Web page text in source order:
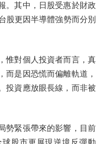
。其中，日股受惠於財政
股更因半導體強勢而分別
對個人投資者而言，真
而是因恐慌而偏離軌道，
投資應放眼長線，而非被
緊張帶來的影響，目前
股市更展現逆境反彈動